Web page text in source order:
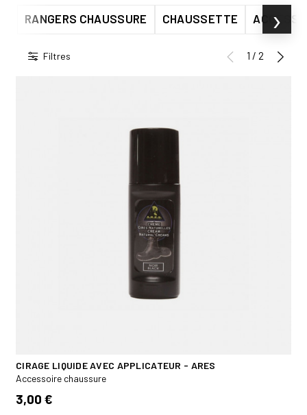
RANGERS CHAUSSURE CHAUSSETTE ›
Filtres 1 / 2
CIRAGE LIQUIDE AVEC APPLICATEUR - ARES
Accessoire chaussure
3,00 €